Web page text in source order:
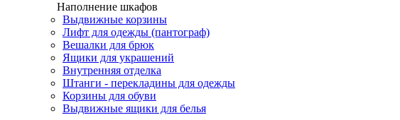
Наполнение шкафов
Выдвижные корзины
Лифт для одежды (пантограф)
Вешалки для брюк
Ящики для украшений
Внутренняя отделка
Штанги - перекладины для одежды
Корзины для обуви
Выдвижные ящики для белья